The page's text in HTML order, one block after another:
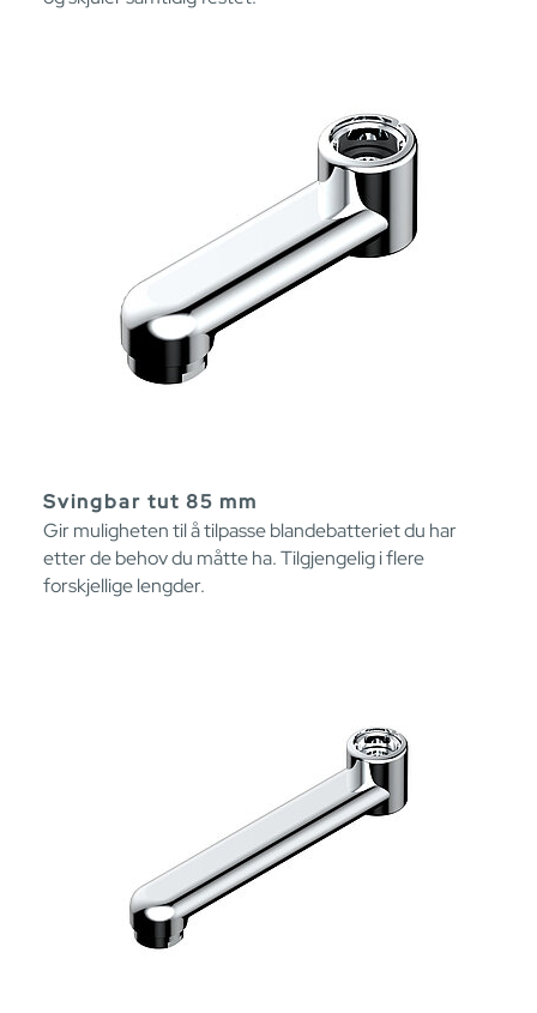
Svingbar tut 85 mm
Gir muligheten til å tilpasse blandebatteriet du har
etter de behov du måtte ha. Tilgjengelig i flere
forskjellige lengder.